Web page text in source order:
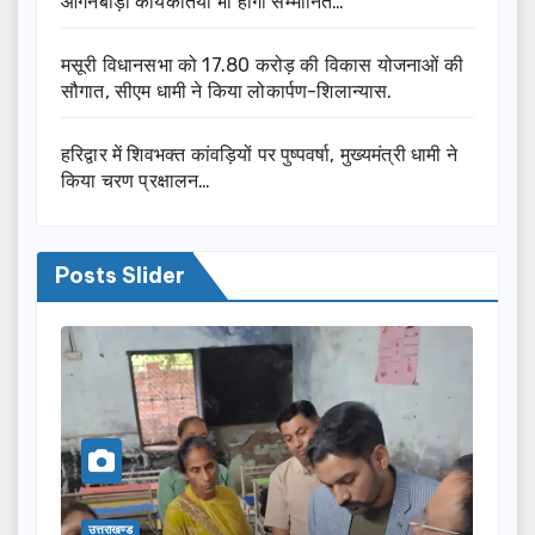
मसूरी विधानसभा को 17.80 करोड़ की विकास योजनाओं की
सौगात, सीएम धामी ने किया लोकार्पण-शिलान्यास.
हरिद्वार में शिवभक्त कांवड़ियों पर पुष्पवर्षा, मुख्यमंत्री धामी ने
किया चरण प्रक्षालन…
Posts Slider
उत्तराखण्ड